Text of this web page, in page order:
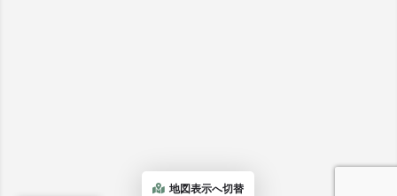
地図表示へ切替